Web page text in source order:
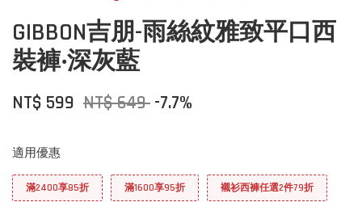
GIBBON吉朋-雨絲紋雅致平口西
裝褲‧深灰藍
NT$ 599 NT$ 649 -7.7%
適用優惠
滿2400享85折 滿1600享95折 襯衫西褲任選2件79折